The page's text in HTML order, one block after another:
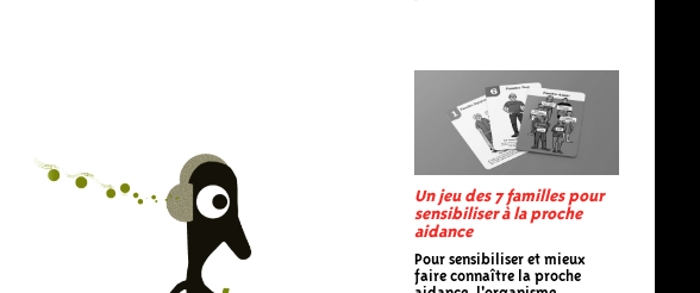
Un jeu des 7 familles pour
sensibiliser à la proche
aidance
Pour sensibiliser et mieux
faire connaître la proche